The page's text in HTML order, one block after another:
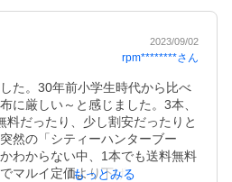
がぜったいにいいです。2023/09/02
rpm********さん
た。30年前小学生時代から比べ
に厳しい～と感じました。3本、
料だったり、少し割安だったりと
然の「シティーハンターブー
わからない中、1本でも送料無料
マルイ定価より下げれたので購
もっとみる